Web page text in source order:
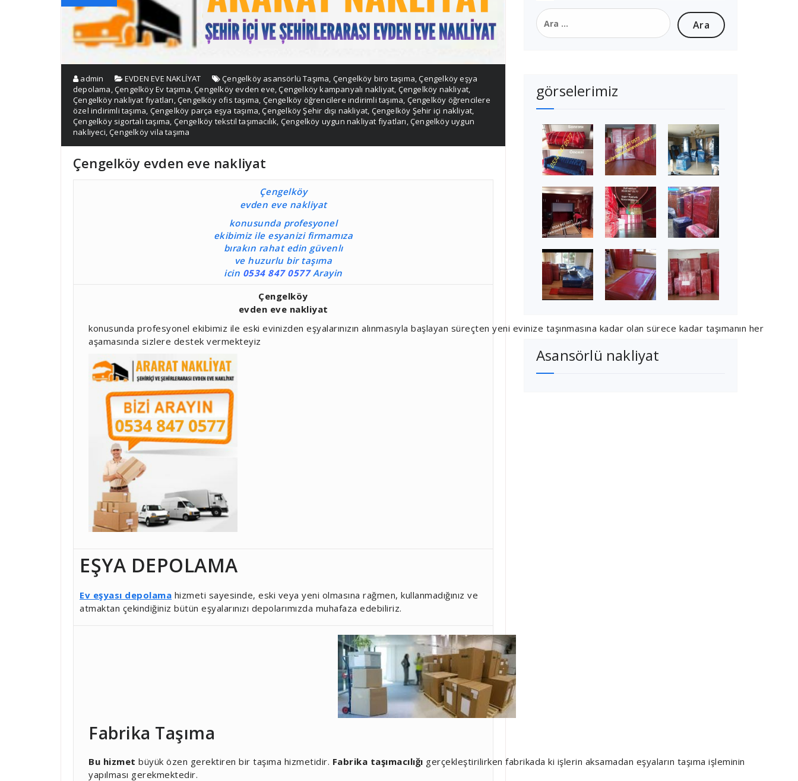
admin EVDEN EVE NAKLİYAT Çengelköy asansörlü Taşıma, Çengelköy biro taşıma,Çengelköy eşya
depolama,Çengelköy Ev taşıma,Çengelköy evden eve,Çengelköy kampanyalı nakliyat, Çengelköy nakliyat,
Çengelköy nakliyat fıyatları,Çengelköy ofis taşıma, Çengelköy öğrencilere indirimli taşıma, Çengelköy öğrencilere
özel indirimli taşıma, Çengelköy parça eşya taşıma,Çengelköy Şehir dışı nakliyat, Çengelköy Şehir içi nakliyat,
Çengelköy sigortalı taşıma, Çengelköy tekstil taşımacılık, Çengelköy uygun nakliyat fiyatları,Çengelköy uygun
nakliyeci,Çengelköy vila taşıma
Çengelköy evden eve nakliyat
Çengelköy
evden eve nakliyat
konusunda profesyonel
ekibimiz ile esyanizi firmamıza
bırakın rahat edin güvenlı
ve huzurlu bir taşıma
icin 0534 847 0577Arayin
Çengelköy
evden eve nakliyat
konusunda profesyonel ekibimiz ile eski evinizden eşyalarınızın alınmasıyla başlayan süreçten yeni evinize taşınmasına kadar olan sürece kadar taşımanın her
aşamasında sizlere destek vermekteyiz
EŞYA DEPOLAMA
Ev eşyası depolama hizmeti sayesinde, eski veya yeni olmasına rağmen, kullanmadığınız ve
atmaktan çekindiğiniz bütün eşyalarınızı depolarımızda muhafaza edebiliriz.
Fabrika Taşıma
Bu hizmet büyük özen gerektiren bir taşıma hizmetidir. Fabrika taşımacılığı gerçekleştirilirken fabrikada ki işlerin aksamadan eşyaların taşıma işleminin
yapılması gerekmektedir.
Arama:
görselerimiz
Asansörlü nakliyat